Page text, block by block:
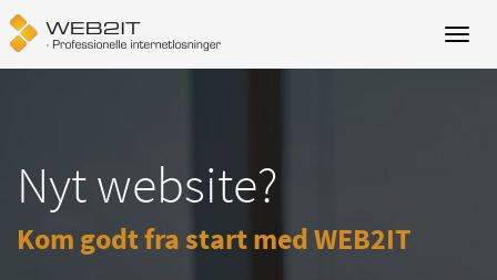
Nyt website?
Kom godt fra start med WEB2IT